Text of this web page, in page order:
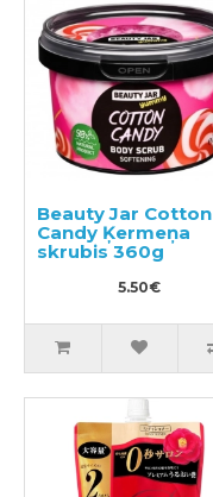
Beauty Jar Cotton
Candy Ķermeņa
skrubis 360g
5.50€